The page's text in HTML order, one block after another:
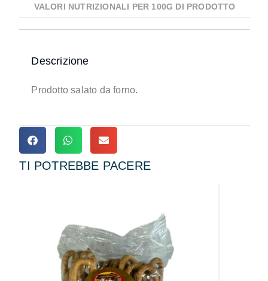
VALORI NUTRIZIONALI PER 100G DI PRODOTTO
Descrizione
Prodotto salato da forno.
TI POTREBBE PACERE